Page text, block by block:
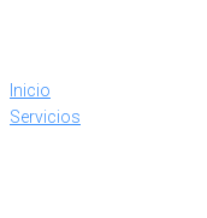
Inicio
Servicios